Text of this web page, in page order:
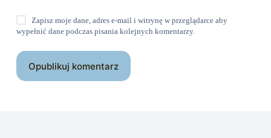
Zapisz moje dane, adres e-mail i witrynę w przeglądarce aby
wypełnić dane podczas pisania kolejnych komentarzy.
Opublikuj komentarz